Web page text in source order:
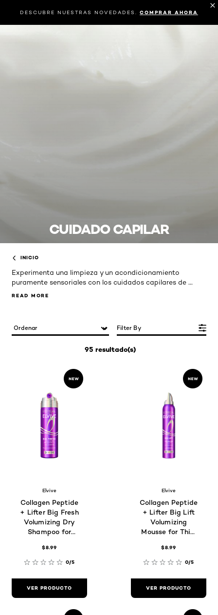
DESCUBRE NUESTRAS NOVEDADES. COMPRAR AHORA
CUIDADO CAPILAR
INICIO
Experimenta una limpieza y un acondicionamiento
puramente sensoriales con los cuidados capilares de ...
READ MORE
95 resultado(s)
Filter By
Elvive
Collagen Peptide
+ Lifter Big Fresh
Volumizing Dry
Shampoo for
$8.99
0/5
VER PRODUCTO
Elvive
Collagen Peptide
+ Lifter Big Lift
Volumizing
Mousse for Thin,
$8.99
0/5
VER PRODUCTO